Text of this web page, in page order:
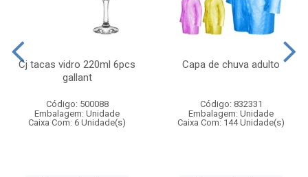
Cj tacas vidro 220ml 6pcs
gallant
Código: 500088
Embalagem: Unidade
Caixa Com: 6 Unidade(s)
Capa de chuva adulto
Código: 832331
Embalagem: Unidade
Caixa Com: 144 Unidade(s)